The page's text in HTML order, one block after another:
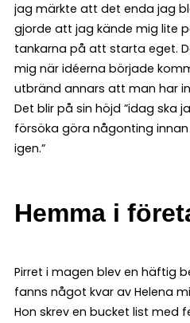
jag märkte att det enda jag
gjorde att jag kände mig lite
tankarna på att starta eget.
mig när idéerna började
utbränd annars att man har
Det blir på sin höjd ”idag ska
försöka göra någonting
igen.”
Hemma i
Pirret i magen blev en häftig
fanns något kvar av Helena
Hon skrev en bucket list